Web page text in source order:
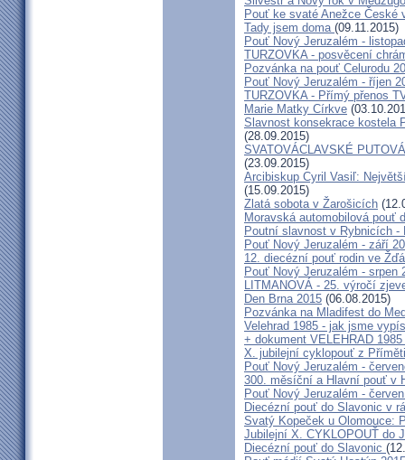
Pouť ke svaté Anežce České
Tady jsem doma (09.11.2015)
Pouť Nový Jeruzalém -
TURZOVKA - posvěcení
Pozvánka na pouť Celurodu
Pouť Nový Jeruzalém - říjen
TURZOVKA - Přímý přenos
Marie Matky Církve
Slavnost konsekrace kostela
(28.09.2015)
SVATOVÁCLAVSKÉ
(23.09.2015)
Arcibiskup Cyril Vasiľ:
(15.09.2015)
Zlatá sobota v Žarošicích
Moravská automobilová pouť
Poutní slavnost v Rybnicích -
Pouť Nový Jeruzalém - září
12. diecézní pouť rodin ve
Pouť Nový Jeruzalém - srpen
LITMANOVÁ - 25. výročí
Den Brna 2015 (06.08.2015)
Pozvánka na Mladifest do
Velehrad 1985 - jak jsme
+ dokument VELEHRAD
X. jubilejní cyklopouť z
Pouť Nový Jeruzalém -
300. měsíční a Hlavní pouť v
Pouť Nový Jeruzalém -
Diecézní pouť do Slavonic v
Svatý Kopeček u Olomouce:
Jubilejní X. CYKLOPOUŤ do
Diecézní pouť do Slavonic